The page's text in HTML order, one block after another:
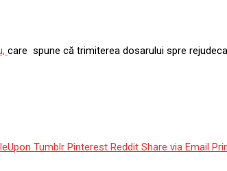
care spune că trimiterea dosarului spre
Tumblr Pinterest Reddit Share via Email